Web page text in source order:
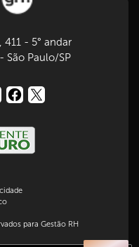
411 - 5° andar
São Paulo/SP
para Gestão RH